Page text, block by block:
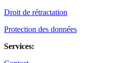
Droit de rétractation
Protection des données
Services: